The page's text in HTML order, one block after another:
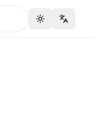
Toggle theme